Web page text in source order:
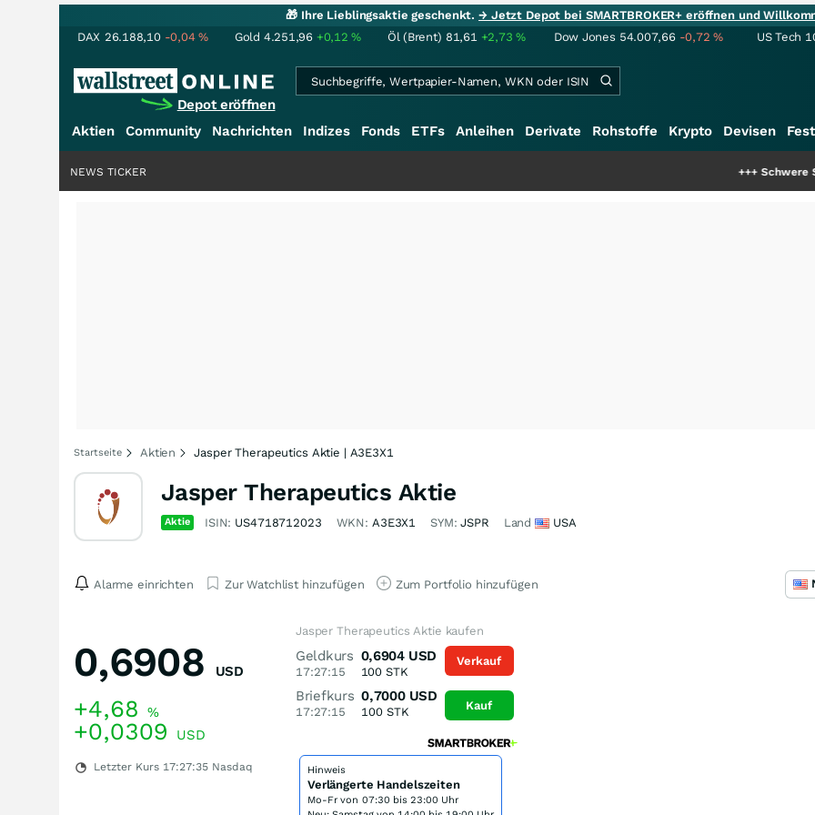
🎁 Ihre Lieblingsaktie geschenkt.→ Jetzt Depot bei SMARTBROKER+ eröffnen und
DAX 26.188,10 -0,04% Gold 4.251,96 +0,12% Öl (Brent) 81,61 +2,73% Dow Jones 54.007,66 -0,72% US Tech
Depot eröffnen
Aktien Community Nachrichten Indizes Fonds ETFs Anleihen Derivate Rohstoffe Krypto Devisen
Schwere Seltene
NEWS TICKER
Startseite Aktien Jasper Therapeutics Aktie | A3E3X1
Jasper Therapeutics Aktie
Aktie ISIN: US4718712023 WKN: A3E3X1 SYM:JSPR Land USA
Alarme einrichten Zur Watchlist hinzufügen Zum Portfolio hinzufügen
0,6908 USD
+4,68 %
+0,0309 USD
Letzter Kurs 17:27:35 Nasdaq
Jasper Therapeutics Aktie kaufen
Geldkurs
17:27:15
0,6904 USD
100 STK
Briefkurs
17:27:15
0,7000 USD
100STK
Verkauf
Kauf
Hinweis
Verlängerte Handelszeiten
Mo-Fr von 07:30 bis 23:00 Uhr